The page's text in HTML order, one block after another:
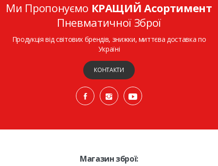
Ми Пропонуємо КРАЩИЙ Асортимент
Пневматичної Зброї
Продукція від світових брендів, знижки, миттєва доставка по
Україні
КОНТАКТИ
Магазин зброї: